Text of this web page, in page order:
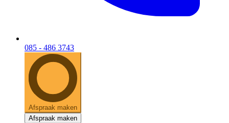
085 - 486 3743
Afspraak maken
Afspraak maken